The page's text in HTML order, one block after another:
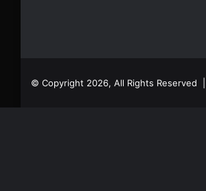
© Copyright 2026, All Rights Reserved |